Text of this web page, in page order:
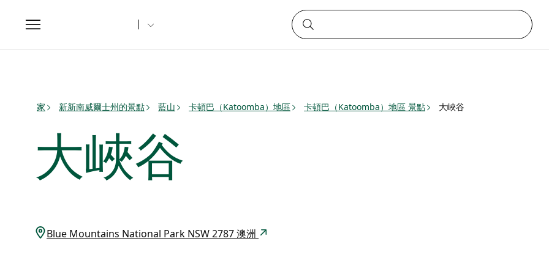
Toggle
navigation
家 新新南威爾士州的景點 藍山 卡頓巴（Katoomba）地區 卡頓巴（Katoomba）地區 景點 大峽谷
大峽谷
Blue Mountains National Park NSW 2787 澳洲